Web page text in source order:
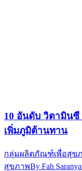
10 อันดับ วิตามินซี
เพิ่มภูมิต้านทาน
กลุ่มผลิตภัณฑ์เพื่อสุข
สุขภาพBy Fah Saranya